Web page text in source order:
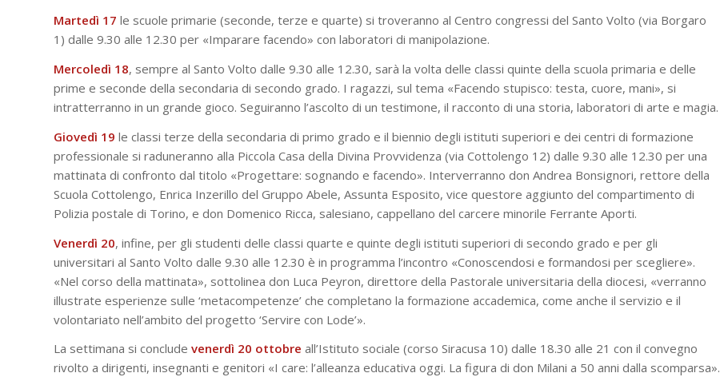
Martedì 17 le scuole primarie (seconde, terze e quarte) si troveranno al Centro congressi del Santo Volto (via Borgaro
1) dalle 9.30 alle 12.30 per «Imparare facendo» con laboratori di manipolazione.
Mercoledì 18, sempre al Santo Volto dalle 9.30 alle 12.30, sarà la volta delle classi quinte della scuola primaria e delle
prime e seconde della secondaria di secondo grado. I ragazzi, sul tema «Facendo stupisco: testa, cuore, mani», si
intratterranno in un grande gioco. Seguiranno l’ascolto di un testimone, il racconto di una storia, laboratori di arte e magia.
Giovedì 19 le classi terze della secondaria di primo grado e il biennio degli istituti superiori e dei centri di formazione
professionale si raduneranno alla Piccola Casa della Divina Provvidenza (via Cottolengo 12) dalle 9.30 alle 12.30 per una
mattinata di confronto dal titolo «Progettare: sognando e facendo». Interverranno don Andrea Bonsignori, rettore della
Scuola Cottolengo, Enrica Inzerillo del Gruppo Abele, Assunta Esposito, vice questore aggiunto del compartimento di
Polizia postale di Torino, e don Domenico Ricca, salesiano, cappellano del carcere minorile Ferrante Aporti.
Venerdì 20, infine, per gli studenti delle classi quarte e quinte degli istituti superiori di secondo grado e per gli
universitari al Santo Volto dalle 9.30 alle 12.30 è in programma l’incontro «Conoscendosi e formandosi per scegliere».
«Nel corso della mattinata», sottolinea don Luca Peyron, direttore della Pastorale universitaria della diocesi, «verranno
illustrate esperienze sulle ‘metacompetenze’ che completano la formazione accademica, come anche il servizio e il
volontariato nell’ambito del progetto ‘Servire con Lode’».
La settimana si conclude venerdì 20 ottobre all’Istituto sociale (corso Siracusa 10) dalle 18.30 alle 21 con il convegno
rivolto a dirigenti, insegnanti e genitori «I care: l’alleanza educativa oggi. La figura di don Milani a 50 anni dalla scomparsa».